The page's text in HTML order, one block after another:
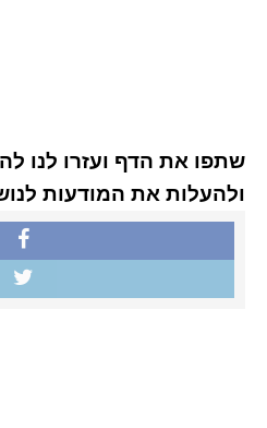
שתפו את הדף ועזרו לנו
ולהעלות את המודעות